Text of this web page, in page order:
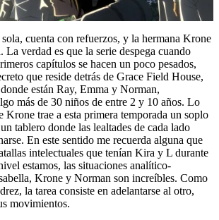
cuenta con refuerzos, y la hermana Krone
La verdad es que la serie despega cuando
capítulos se hacen un poco pesados,
que reside detrás de Grace Field House,
están Ray, Emma y Norman,
más de 30 niños de entre 2 y 10 años. Lo
Krone trae a esta primera temporada un soplo
tablero donde las lealtades de cada lado
En este sentido me recuerda alguna que
intelectuales que tenían Kira y L durante
estamos, las situaciones analítico-
Krone y Norman son increíbles. Como
la tarea consiste en adelantarse al otro,
movimientos.